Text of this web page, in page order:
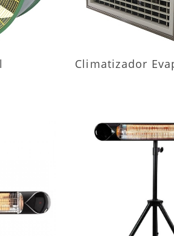
Climatizador
MAIS